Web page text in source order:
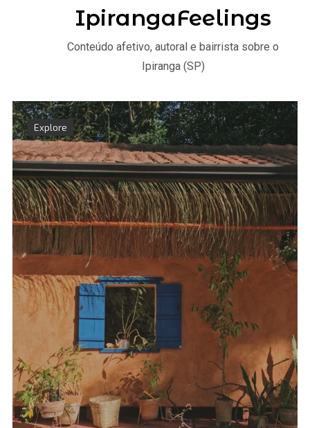
Explore
IpirangaFeelings
Conteúdo afetivo, autoral e bairrista sobre o
Ipiranga (SP)